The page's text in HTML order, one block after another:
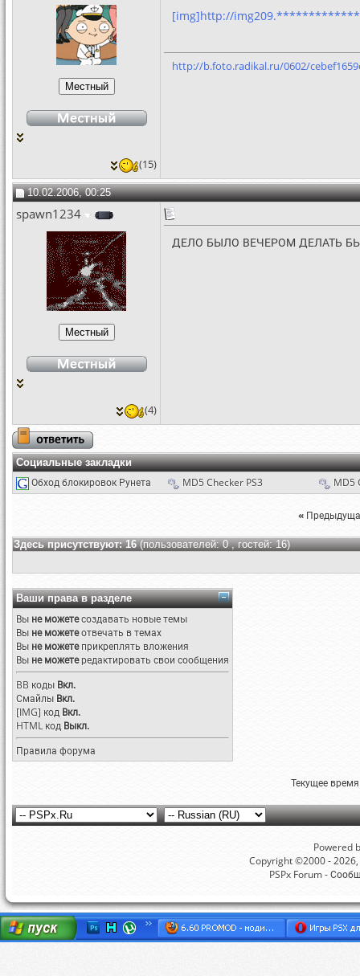
[img]http://
http://b.foto.radikal.ru/0602/
(15)
10.02.2006, 00:25
spawn1234
ДЕЛО БЫЛО ВЕЧЕРОМ ДЕЛАТЬ
(4)
Социальные закладки
Обход блокировок Рунета MD5 Checker PS3 MD5
«
Здесь присутствуют: 16(пользователей: 0 , гостей: 16)
Ваши права в разделе
Вы не можетесоздавать новые темы
Вы не можетеотвечать в темах
Вы не можетеприкреплять вложения
Вы не можетередактировать свои сообщения
BB коды Вкл.
Смайлы Вкл.
[IMG] код Вкл.
HTML код Выкл.
Правила форума
Текущее
Powered
Copyright ©2000 -
PSPx Forum -